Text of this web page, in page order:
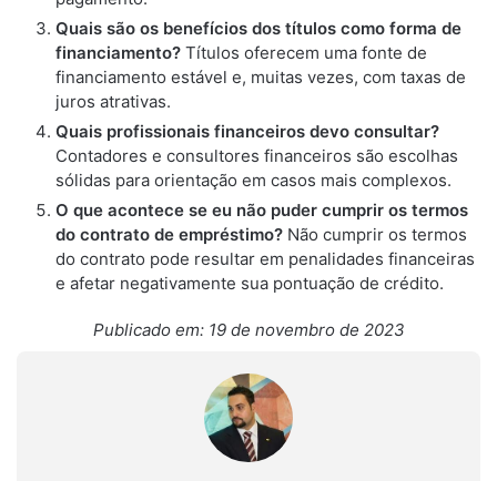
Quais são os benefícios dos títulos como forma de
financiamento? Títulos oferecem uma fonte de
financiamento estável e, muitas vezes, com taxas de
juros atrativas.
Quais profissionais financeiros devo consultar?
Contadores e consultores financeiros são escolhas
sólidas para orientação em casos mais complexos.
O que acontece se eu não puder cumprir os termos
do contrato de empréstimo? Não cumprir os termos
do contrato pode resultar em penalidades financeiras
e afetar negativamente sua pontuação de crédito.
Publicado em: 19 de novembro de 2023